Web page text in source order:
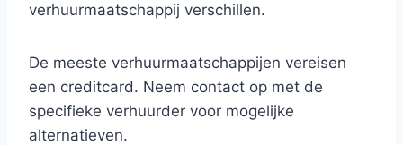
verhuurmaatschappij verschillen.
De meeste verhuurmaatschappijen vereisen
een creditcard. Neem contact op met de
specifieke verhuurder voor mogelijke
alternatieven.